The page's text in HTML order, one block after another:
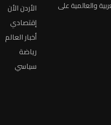
والعالمية على
الأردن الأن
إقتصادي
أخبار العالم
رياضة
سياسي